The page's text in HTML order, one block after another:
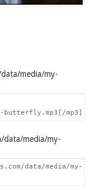
media/my-
butterfly.mp3[/mp3]
data/media/my-
data/media/my-